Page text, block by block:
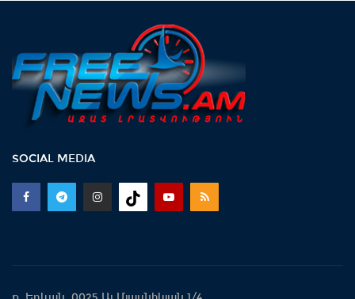
SOCIAL MEDIA